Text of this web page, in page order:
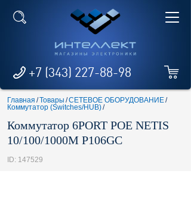
+7 (343) 227-88-98
Главная /Товары /СЕТЕВОЕ ОБОРУДОВАНИЕ/
Коммутатор (Switches/HUB)/
Коммутатор 6PORT POE NETIS
10/100/1000M P106GC
ID: 147529